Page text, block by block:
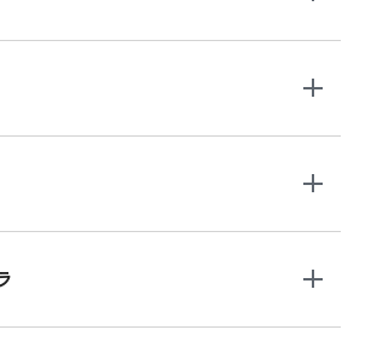
15 128GB シリーズ
15 128GB の新品買取価格